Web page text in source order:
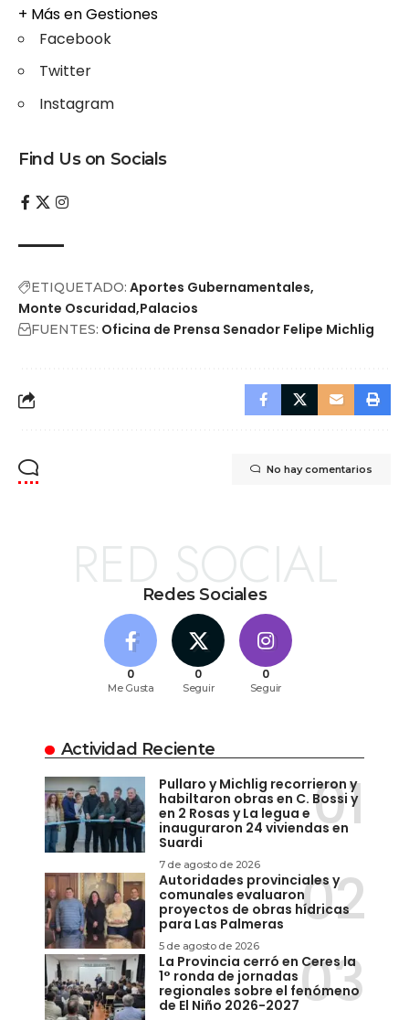
+ Más enGestiones
Facebook
Twitter
Instagram
Find Us on Socials
ETIQUETADO: Aportes Gubernamentales
Monte Oscuridad Palacios
FUENTES: Oficina de Prensa Senador Felipe Michlig
No hay comentarios
Redes Sociales
RED SOCIAL
0
Me Gusta
0
Seguir
0
Seguir
Actividad Reciente
Pullaro y Michlig recorrieron y
habiltaron obras en C. Bossi y
en 2 Rosas y La legua e
inauguraron 24 viviendas en
Suardi
7 de agosto de 2026
Autoridades provinciales y
comunales evaluaron
proyectos de obras hídricas
para Las Palmeras
5 de agosto de 2026
La Provincia cerró en Ceres la
1° ronda de jornadas
regionales sobre el fenómeno
de El Niño 2026-2027